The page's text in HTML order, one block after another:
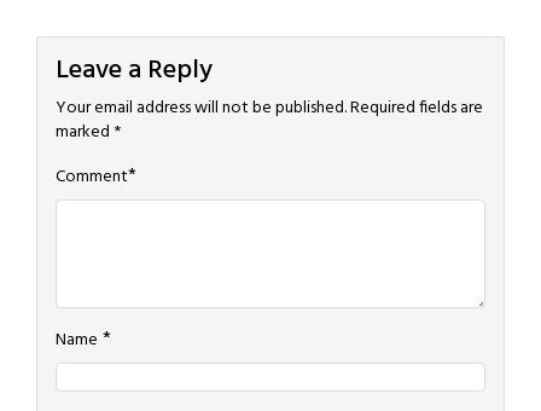
Leave a Reply
Your email address will not be published.Required fields are
marked *
Comment*
Name *